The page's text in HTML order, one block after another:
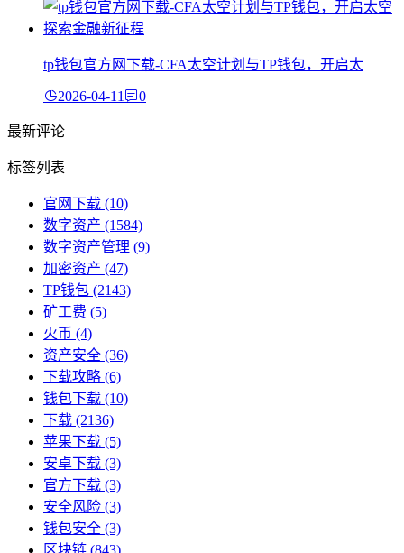
tp钱包官方网下载-CFA太空计划与TP钱包，开启太
2026-04-11 0
最新评论
标签列表
官网下载 (10)
数字资产 (1584)
数字资产管理 (9)
加密资产 (47)
TP钱包 (2143)
矿工费 (5)
火币 (4)
资产安全 (36)
下载攻略 (6)
钱包下载 (10)
下载 (2136)
苹果下载 (5)
安卓下载 (3)
官方下载 (3)
安全风险 (3)
钱包安全 (3)
区块链 (843)